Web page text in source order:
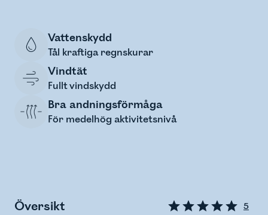
Vattenskydd
Tål kraftiga regnskurar
Vindtät
Fullt vindskydd
Bra andningsförmåga
För medelhög aktivitetsnivå
Översikt 5